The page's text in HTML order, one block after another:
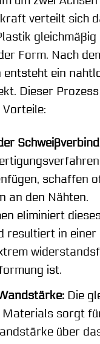
verteilt sich
gleichmäßig
Form. Nach
entsteht ein
Dieser
Vorteile:
schaffen
an den Nähten.
eliminiert
resultiert in einer
ist.
Die
Materials sorgt
über